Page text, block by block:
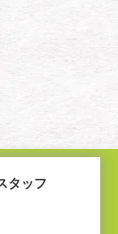
タッフ